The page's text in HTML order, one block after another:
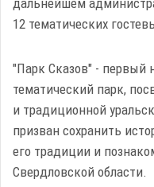
12 тематических
"Парк Сказов" - первый
тематический парк,
и традиционной
призван сохранить
его традиции и
Свердловской области.